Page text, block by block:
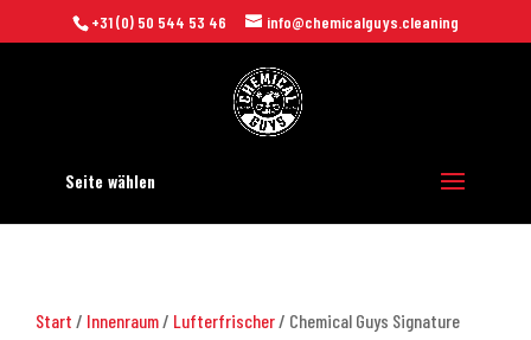
+31 (0) 50 544 53 46 info@chemicalguys.cleaning
Seite wählen
Start / Innenraum/ Lufterfrischer/ Chemical Guys Signature